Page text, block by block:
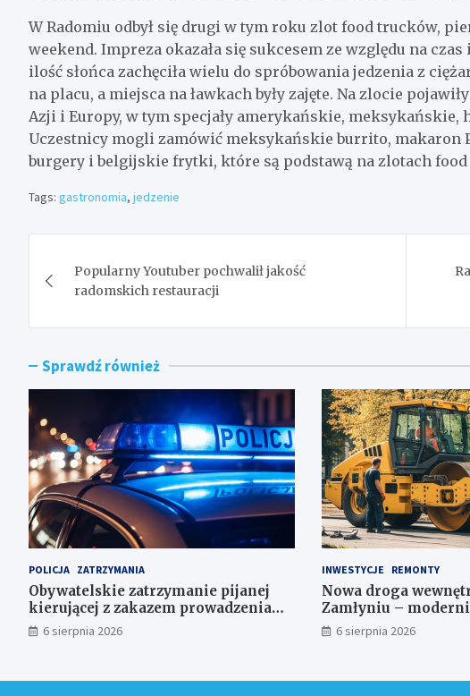
W Radomiu odbył się drugi w tym roku zlot food trucków,
weekend. Impreza okazała się sukcesem ze względu na
ilość słońca zachęciła wielu do spróbowania jedzenia z
na placu, a miejsca na ławkach były zajęte. Na zlocie
Azji i Europy, w tym specjały amerykańskie,
Uczestnicy mogli zamówić meksykańskie burrito, makaron
burgery i belgijskie frytki, które są podstawą na zlotach
Tags: gastronomia, jedzenie
wpisu
Popularny Youtuber pochwalił jakość
radomskich restauracji
Sprawdź również
POLICJA ZATRZYMANIA
Obywatelskie zatrzymanie pijanej
kierującej z zakazem prowadzenia
auta6 sierpnia 2026
INWESTYCJE REMONTY
Nowa droga
Zamłyniu –
postojowe za 1,1 mln
6 sierpnia 2026